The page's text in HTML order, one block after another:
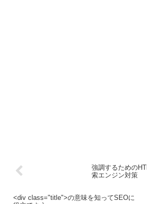
強調するための
索エンジン対策
<div class="title">の意味を知ってSEOに